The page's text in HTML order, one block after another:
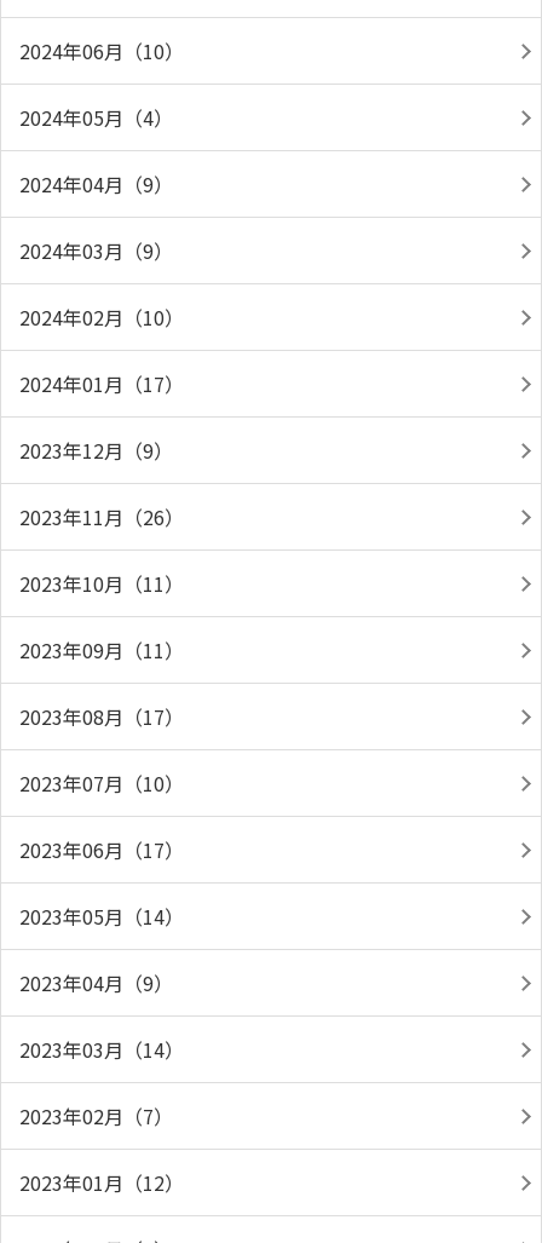
2024年06月（10）
2024年05月（4）
2024年04月（9）
2024年03月（9）
2024年02月（10）
2024年01月（17）
2023年12月（9）
2023年11月（26）
2023年10月（11）
2023年09月（11）
2023年08月（17）
2023年07月（10）
2023年06月（17）
2023年05月（14）
2023年04月（9）
2023年03月（14）
2023年02月（7）
2023年01月（12）